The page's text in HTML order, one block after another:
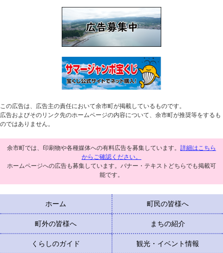
この広告は、広告主の責任において余市町が掲載しているものです。
広告およびそのリンク先のホームページの内容について、余市町が推奨等をするも
のではありません。
余市町では、印刷物や各種媒体への有料広告を募集しています。 詳細はこちら
からご確認ください。
ホームページへの広告も募集しています。バナー・テキストどちらでも掲載可
能です。
ホーム 町民の皆様へ
町外の皆様へ まちの紹介
くらしのガイド 観光・イベント情報